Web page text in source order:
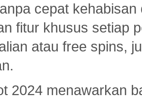
cepat
fitur khusus setiap
atau free spins,
2024 menawarkan